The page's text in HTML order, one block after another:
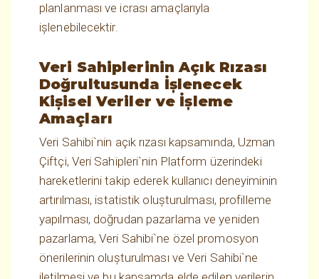
planlanması ve icrası amaçlarıyla
işlenebilecektir.
Veri Sahiplerinin Açık Rızası
Doğrultusunda İşlenecek
Kişisel Veriler ve İşleme
Amaçları
Veri Sahibi`nin açık rızası kapsamında, Uzman
Çiftçi, Veri Sahipleri`nin Platform üzerindeki
hareketlerini takip ederek kullanıcı deneyiminin
artırılması, istatistik oluşturulması, profilleme
yapılması, doğrudan pazarlama ve yeniden
pazarlama, Veri Sahibi`ne özel promosyon
önerilerinin oluşturulması ve Veri Sahibi`ne